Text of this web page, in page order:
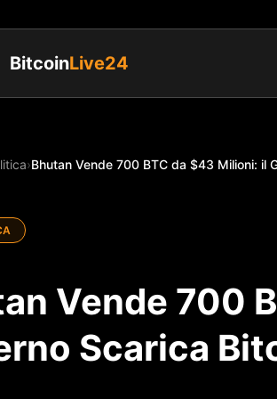
BitcoinLive24
›Bhutan Vende 700 BTC da $43 Milioni: il
Vende 700
Scarica